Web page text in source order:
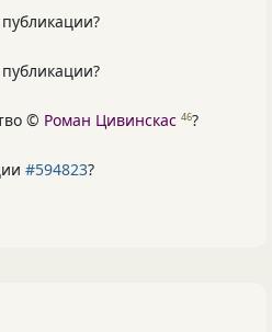
© Роман Цивинскас 46?
#594823?